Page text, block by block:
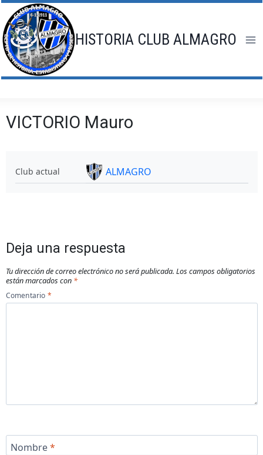
Saltar
al
contenido
HISTORIA CLUB ALMAGRO
VICTORIO Mauro
Club actual ALMAGRO
Deja una respuesta
Tu dirección de correo electrónico no será publicada. Los campos obligatorios
están marcados con *
Comentario *
Nombre*